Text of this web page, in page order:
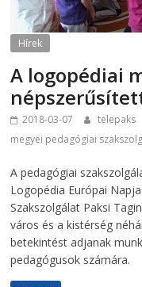
Hírek
A logopédiai
2018-03-07 telepaks
megyei pedagógiai
A pedagógiai
Logopédia Európai
Szakszolgálat Paksi
város és a kistérség
betekintést adjanak
pedagógusok számára.